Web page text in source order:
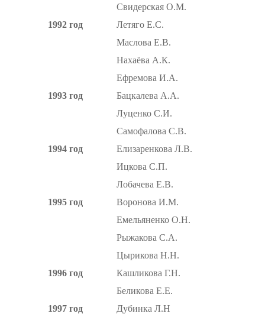
Свидерская О.М.
1992 год
Летяго Е.С.
Маслова Е.В.
Нахаёва А.К.
Ефремова И.А.
1993 год
Бацкалева А.А.
Луценко С.И.
Самофалова С.В.
1994 год
Елизаренкова Л.В.
Ицкова С.П.
Лобачева Е.В.
1995 год
Воронова И.М.
Емельяненко О.Н.
Рыжакова С.А.
Цырикова Н.Н.
1996 год
Кашликова Г.Н.
Беликова Е.Е.
1997 год
Дубинка Л.Н